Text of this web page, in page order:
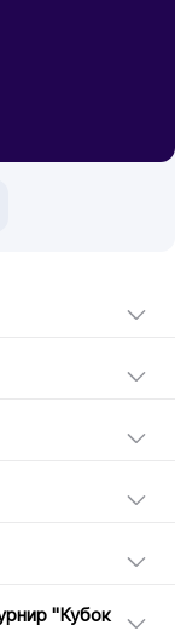
"Кубок